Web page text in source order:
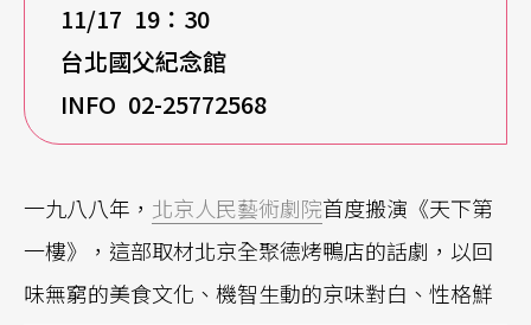
11/17 19 ：30
台北國父紀念館
INFO 02-25772568
一九八八年， 北京人民藝術劇院首度搬演《天下第
一樓》，這部取材北京全聚德烤鴨店的話劇，以回
味無窮的美食文化、機智生動的京味對白、性格鮮